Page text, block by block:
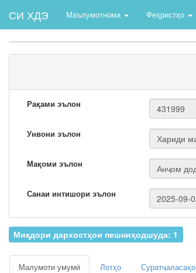
СИ ХДЭ Маълумотнома Феҳристҳо
Рақами эълон
Унвони эълон
Мақоми эълон
Санаи интишори эълон
Миқдори дархостҳои пешниҳодшуда: 1
Малумоти умумӣ Лотҳо Суратҷаласаҳо